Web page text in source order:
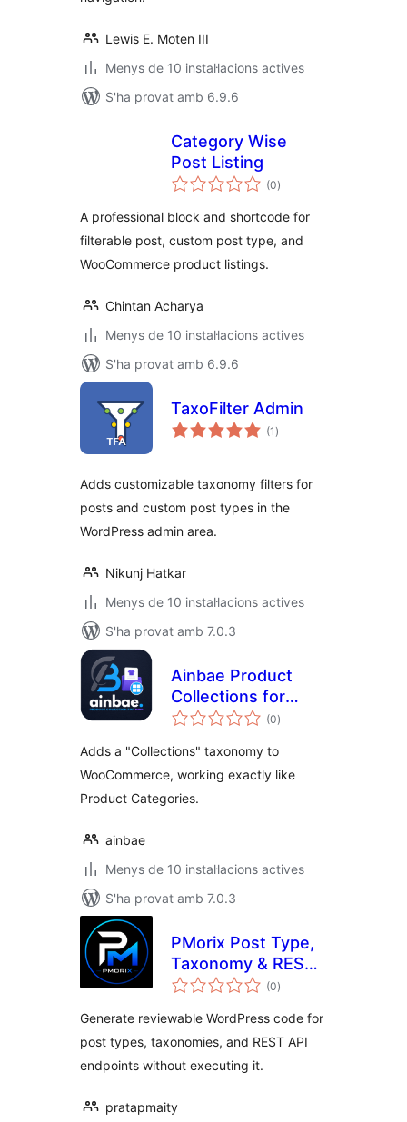
Lewis E. Moten III
Menys de 10 instal·lacions actives
S'ha provat amb 6.9.6
Category Wise
Post Listing
(0puntuacions
totals
)
A professional block and shortcode for
filterable post, custom post type, and
WooCommerce product listings.
Chintan Acharya
Menys de 10 instal·lacions actives
S'ha provat amb 6.9.6
TaxoFilter Admin
(1 puntuacions
totals
)
Adds customizable taxonomy filters for
posts and custom post types in the
WordPress admin area.
Nikunj Hatkar
Menys de 10 instal·lacions actives
S'ha provat amb 7.0.3
Ainbae Product
Collections for
WooCommerce
(0puntuacions
totals
)
Adds a "Collections" taxonomy to
WooCommerce, working exactly like
Product Categories.
ainbae
Menys de 10 instal·lacions actives
S'ha provat amb 7.0.3
PMorix Post Type,
Taxonomy & REST
Generator
(0puntuacions
totals
)
Generate reviewable WordPress code for
post types, taxonomies, and REST API
endpoints without executing it.
pratapmaity